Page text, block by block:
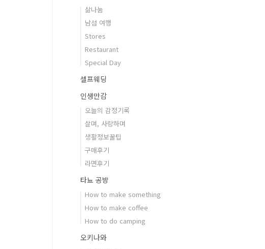
삶나눔
남섬 여행
Stores
Restaurant
Special Day
셀프웨딩
인생만감
오늘의 감정기록
살며, 사랑하며
생활정보꿀팁
구매후기
라면후기
타뇨 공방
How to make something
How to make coffee
How to do camping
오키나와